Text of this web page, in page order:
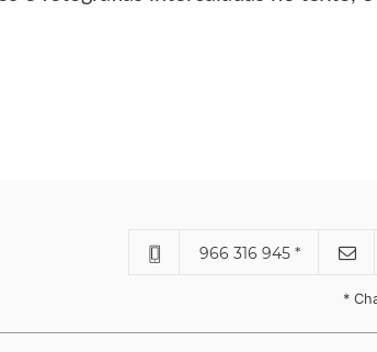
966 316 945 *
*